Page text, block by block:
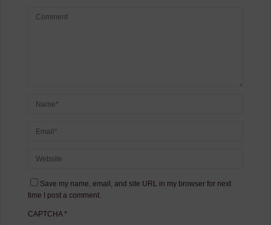
Save my name, email, and site URL in my browser for next
time I post a comment.
CAPTCHA*